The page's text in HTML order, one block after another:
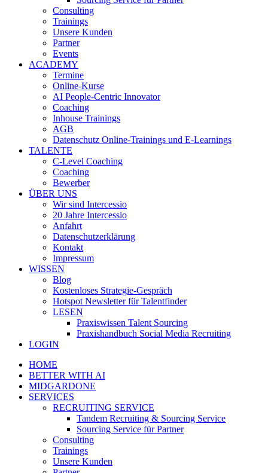
Consulting
Trainings
Unsere Kunden
Partner
Events
ACADEMY
Termine
Online-Kurse
AI People-Centric Innovator
Coaching
Inhouse Trainings
AGB
Datenschutz Online-Trainings und E-Learnings
TALENTE
C-Level Coaching
Coaching
Bewerber
ÜBER UNS
Wir sind Intercessio
20 Jahre Intercessio
Anfahrt
Datenschutzerklärung
Kontakt
Impressum
WISSEN
Blog
Kostenloses Strategie-Gespräch
Hotspot Newsletter für Talentfinder
LESEN
Praxiswissen Talent Sourcing
Praxishandbuch Social Media Recruiting
LOGIN
HOME
BETTER WITH AI
MIDGARDONE
SERVICES
RECRUITING SERVICE
Tandem Recruiting & Sourcing Service
Sourcing Service für Partner
Consulting
Trainings
Unsere Kunden